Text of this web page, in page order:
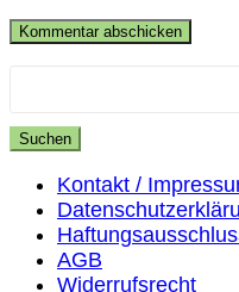
Kontakt /
AGB
Widerrufsrecht